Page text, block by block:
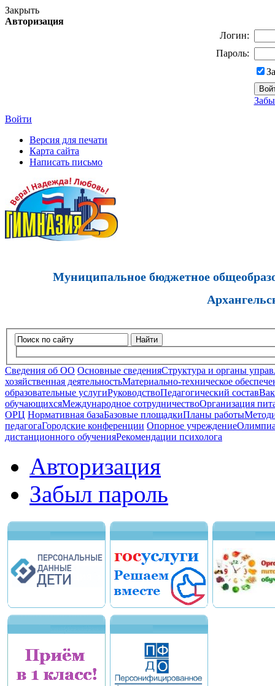
Закрыть
Авторизация
Логин:
Пароль:
Войти
Версия для печати
Карта сайта
Написать письмо
Муниципальное бюджетное
Найти
Сведения об ОО Основные сведенияСтруктура и органы
хозяйственная деятельностьМатериально-техническое
образовательные услугиРуководствоПедагогический состав
обучающихсяМеждународное сотрудничествоОрганизация
ОРЦ Нормативная базаБазовые площадкиПланы работы
педагогаГородские конференции Опорное учреждение
дистанционного обученияРекомендации психолога
Авторизация
Забыл пароль